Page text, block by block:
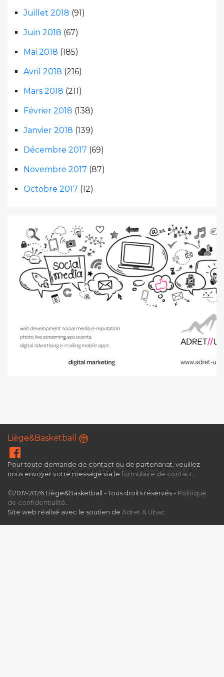
Juillet 2018 (91)
Juin 2018 (67)
Mai 2018 (185)
Avril 2018 (216)
Mars 2018 (211)
Février 2018 (138)
Janvier 2018 (139)
Décembre 2017 (69)
Novembre 2017 (87)
Octobre 2017 (12)
Liège&Basketball
Pour toute demande de contact ou de partenariat, veuillez
nous envoyer votre message via le formulaire de contact
©2017-2026 Liège&Basketball - Tous droits réservés - Politique
de confidentialité
Site web réalisé avec le soutien de Adret & Ubac